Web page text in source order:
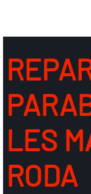
LES
RODA